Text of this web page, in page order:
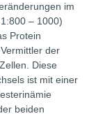
im
– 1000)
Protein
der
Diese
ist mit einer
beiden